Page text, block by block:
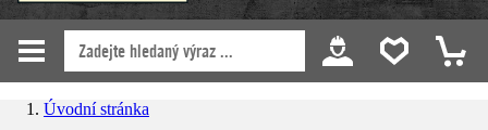
Úvodní stránka